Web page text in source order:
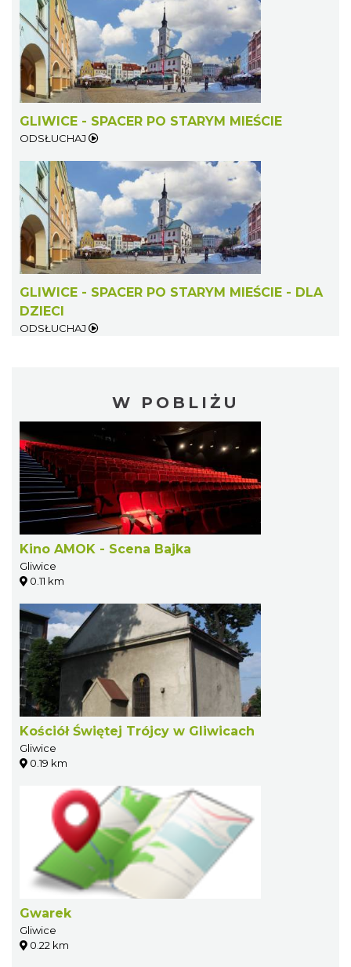
GLIWICE - SPACER PO STARYM MIEŚCIE
ODSŁUCHAJ
GLIWICE - SPACER PO STARYM MIEŚCIE - DLA
DZIECI
ODSŁUCHAJ
W POBLIŻU
Kino AMOK - Scena Bajka
Gliwice
0.11 km
Kościół Świętej Trójcy w Gliwicach
Gliwice
0.19 km
Gwarek
Gliwice
0.22 km